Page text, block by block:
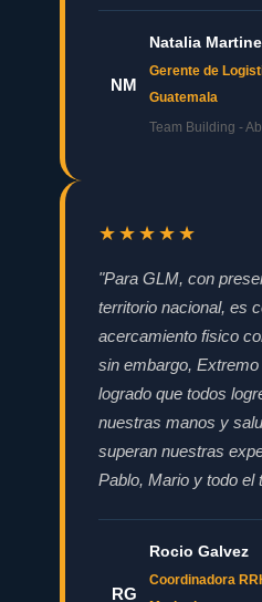
NM
Natalia
Gerente de
Guatemala
Team Building -
★★★★★
"Para GLM, con
territorio nacional, es
acercamiento fisico
sin embargo,
logrado que todos
nuestras manos y
superan nuestras
Pablo, Mario y todo el
RG
Rocio Galvez
Coordinadora